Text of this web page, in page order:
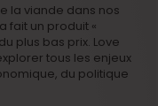
la viande dans nos
fait un produit «
plus bas prix. Love
tous les enjeux
du politique